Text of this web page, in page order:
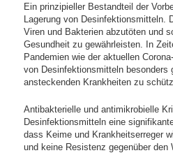
Ein prinzipieller Bestandteil der
Lagerung von Desinfektionsmitteln.
Viren und Bakterien abzutöten und
Gesundheit zu gewährleisten. In
Pandemien wie der aktuellen
von Desinfektionsmitteln besonders
ansteckenden Krankheiten zu
Antibakterielle und antimikrobielle
Desinfektionsmitteln eine
dass Keime und Krankheitserreger
und keine Resistenz gegenüber den